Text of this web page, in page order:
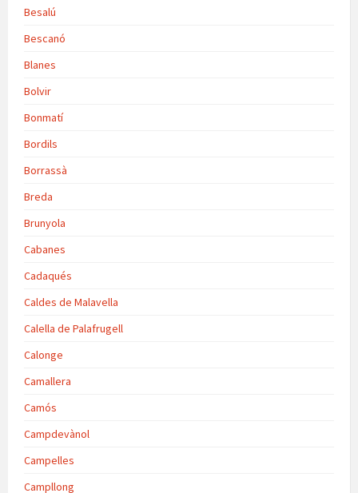
Besalú
Bescanó
Blanes
Bolvir
Bonmatí
Bordils
Borrassà
Breda
Brunyola
Cabanes
Cadaqués
Caldes de Malavella
Calella de Palafrugell
Calonge
Camallera
Camós
Campdevànol
Campelles
Campllong